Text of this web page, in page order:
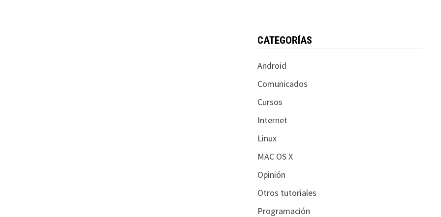
CATEGORÍAS
Android
Comunicados
Cursos
Internet
Linux
MAC OS X
Opinión
Otros tutoriales
Programación